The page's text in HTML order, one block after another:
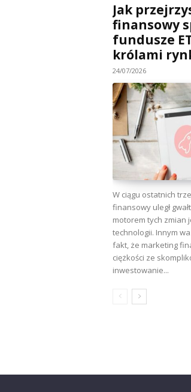
Jak
finansowy
fundusze
królami
24/07/2026
W ciągu ostatnich
finansowy uległ
motorem tych zmian
technologii. Innym
fakt, że marketing
ciężkości ze
inwestowanie...